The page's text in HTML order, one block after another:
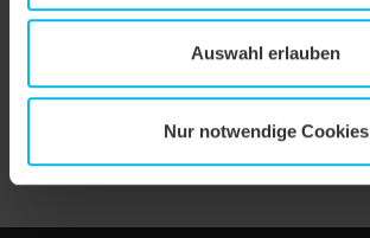
Auswahl erlauben
Nur notwendige Cookies